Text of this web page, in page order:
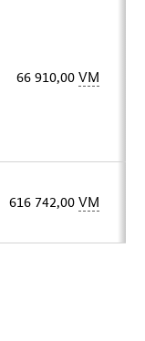
66 910,00VM
616 742,00VM